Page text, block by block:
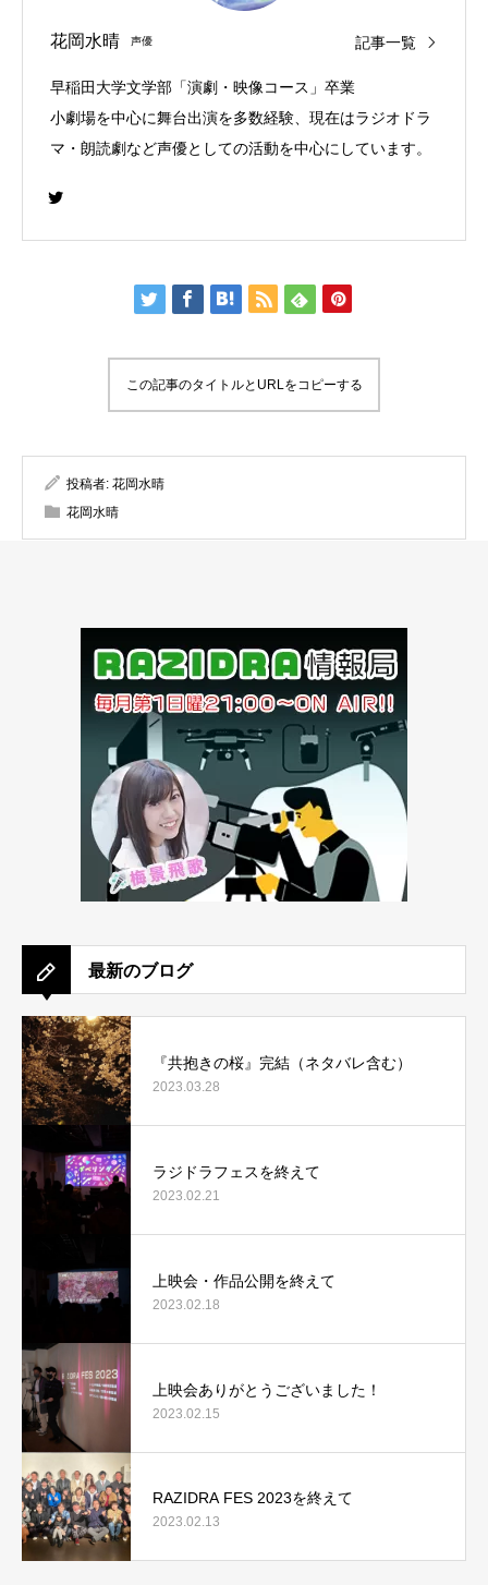
花岡水晴 声優 記事一覧
早稲田大学文学部「演劇・映像コース」卒業
小劇場を中心に舞台出演を多数経験、現在はラジオドラ
マ・朗読劇など声優としての活動を中心にしています。
この記事のタイトルとURLをコピーする
投稿者: 花岡水晴
花岡水晴
最新のブログ
『共抱きの桜』完結（ネタバレ含む）
2023.03.28
ラジドラフェスを終えて
2023.02.21
上映会・作品公開を終えて
2023.02.18
上映会ありがとうございました！
2023.02.15
RAZIDRA FES 2023を終えて
2023.02.13